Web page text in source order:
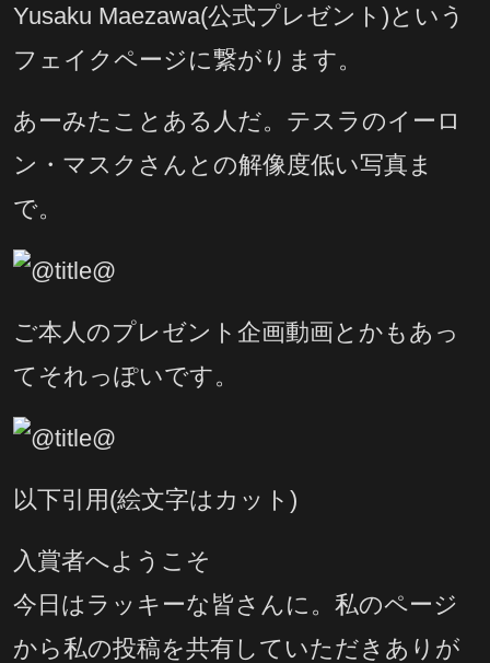
Yusaku Maezawa(公式プレゼント)という
フェイクページに繋がります。
あーみたことある人だ。テスラのイーロ
ン・マスクさんとの解像度低い写真ま
で。
ご本人のプレゼント企画動画とかもあっ
てそれっぽいです。
以下引用(絵文字はカット)
入賞者へようこそ
今日はラッキーな皆さんに。私のページ
から私の投稿を共有していただきありが